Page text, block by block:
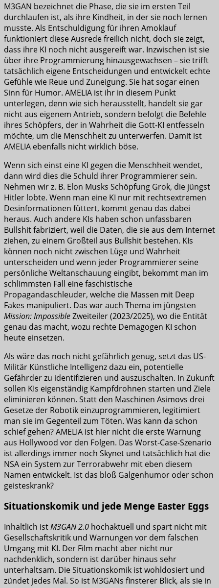
M3GAN bezeichnet die Phase, die sie im ersten Teil
durchlaufen ist, als ihre Kindheit, in der sie noch lernen
musste. Als Entschuldigung für ihren Amoklauf
funktioniert diese Ausrede freilich nicht, doch sie zeigt,
dass ihre KI noch nicht ausgereift war. Inzwischen ist sie
über ihre Programmierung hinausgewachsen – sie trifft
tatsächlich eigene Entscheidungen und entwickelt echte
Gefühle wie Reue und Zuneigung. Sie hat sogar einen
Sinn für Humor. AMELIA ist ihr in diesem Punkt
unterlegen, denn wie sich herausstellt, handelt sie gar
nicht aus eigenem Antrieb, sondern befolgt die Befehle
ihres Schöpfers, der in Wahrheit die Gott-KI entfesseln
möchte, um die Menschheit zu unterwerfen. Damit ist
AMELIA ebenfalls nicht wirklich böse.
Wenn sich einst eine KI gegen die Menschheit wendet,
dann wird dies die Schuld ihrer Programmierer sein.
Nehmen wir z. B. Elon Musks Schöpfung Grok, die jüngst
Hitler lobte. Wenn man eine KI nur mit rechtsextremen
Desinformationen füttert, kommt genau das dabei
heraus. Auch andere KIs haben schon unfassbaren
Bullshit fabriziert, weil die Daten, die sie aus dem Internet
ziehen, zu einem Großteil aus Bullshit bestehen. KIs
können noch nicht zwischen Lüge und Wahrheit
unterscheiden und wenn jeder Programmierer seine
persönliche Weltanschauung eingibt, bekommt man im
schlimmsten Fall eine faschistische
Propagandaschleuder, welche die Massen mit Deep
Fakes manipuliert. Das war auch Thema im jüngsten
Mission: ImpossibleZweiteiler (2023/2025), wo die Entität
genau das macht, wozu rechte Demagogen KI schon
heute einsetzen.
Als wäre das noch nicht gefährlich genug, setzt das US-
Militär Künstliche Intelligenz dazu ein, potentielle
Gefährder zu identifizieren und auszuschalten. In Zukunft
sollen KIs eigenständig Kampfdrohnen starten und Ziele
eliminieren können. Statt den Maschinen Asimovs drei
Gesetze der Robotik einzuprogrammieren, legitimiert
man sie im Gegenteil zum Töten. Was kann da schon
schief gehen? AMELIA ist hier nicht die erste Warnung
aus Hollywood vor den Folgen. Das Worst-Case-Szenario
ist allerdings immer noch Skynet und tatsächlich hat die
NSA ein System zur Terrorabwehr mit eben diesem
Namen entwickelt. Ist das bloß Galgenhumor oder schon
geisteskrank?
Situationskomik und jede Menge Easter Eggs
Inhaltlich istM3GAN 2.0 hochaktuell und spart nicht mit
Gesellschaftskritik und Warnungen vor dem falschen
Umgang mit KI. Der Film macht aber nicht nur
nachdenklich, sondern ist darüber hinaus sehr
unterhaltsam. Die Situationskomik ist wohldosiert und
zündet jedes Mal. So ist M3GANs finsterer Blick, als sie in